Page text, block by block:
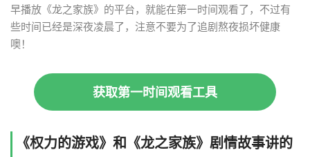
早播放《龙之家族》的平台，就能在第一时间观看了，不过有
些时间已经是深夜凌晨了，注意不要为了追剧熬夜损坏健康
噢！
获取第一时间观看工具
《权力的游戏》和《龙之家族》剧情故事讲的